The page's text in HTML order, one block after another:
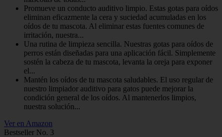
Promueve un conducto auditivo limpio. Estas gotas para oídos
eliminan eficazmente la cera y suciedad acumuladas en los
oídos de tu mascota. Al eliminar estas fuentes comunes de
irritación, nuestra...
Una rutina de limpieza sencilla. Nuestras gotas para oídos de
perros están diseñadas para una aplicación fácil. Simplemente
sostén la cabeza de tu mascota, levanta la oreja para exponer
el...
Mantén los oídos de tu mascota saludables. El uso regular de
nuestro limpiador auditivo para gatos puede mejorar la
condición general de los oídos. Al mantenerlos limpios,
nuestra solución...
Ver en Amazon
Bestseller No. 3